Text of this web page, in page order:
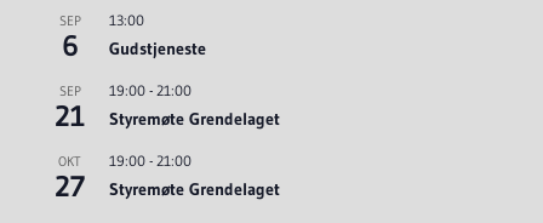
SEP
6
13:00
Gudstjeneste
SEP
21
19:00- 21:00
Styremøte Grendelaget
OKT
27
19:00- 21:00
Styremøte Grendelaget